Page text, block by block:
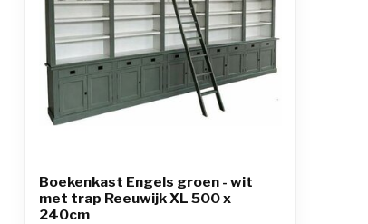
Boekenkast Engels groen - wit
met trap Reeuwijk XL 500 x
240cm